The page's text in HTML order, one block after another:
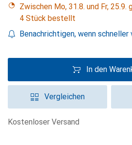
Zwischen Mo, 31.8. und Fr,
4 Stück bestellt
Benachrichtigen, wenn schneller
In den
Vergleichen
kostenloser Versand